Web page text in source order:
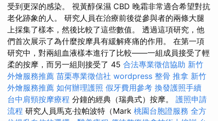
受到更深的感染。 視黃醇保濕 CBD 晚霜非常適合希望對抗
老化跡象的人。 研究人員在治療前後從參與者的兩條大腿
上採集了樣本，然後比較了這些數值。 透過這項研究，他
們首次展示了為什麼按摩具有緩解疼痛的作用。 在第一項
研究中，對兩組血液樣本進行了比較——一組成員接受了輕
柔的按摩，而另一組則接受了 45 合法專業徵信協助 新竹
外燴服務推薦 苗栗專業徵信社 wordpress 整骨 推拿 新竹
外燴服務推薦 如何辦理護照 假牙費用參考 換發護照手續
台中肩頸按摩療程 分鐘的經典（瑞典式）按摩。 護照申請
流程 研究人員馬克·拉帕波特（Mark 桃園台胞證服務 全方